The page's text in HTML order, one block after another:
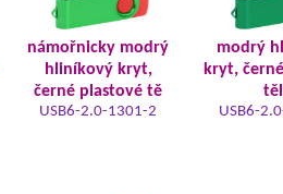
námořnicky modrý
hliníkový kryt,
černé plastové tě
USB6-2.0-1301-2
modrý
kryt,
USB6-